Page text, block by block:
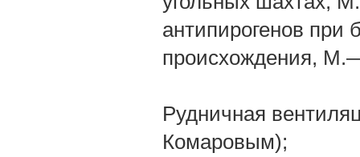
антипирогенов при
происхождения,
Рудничная
Комаровым);